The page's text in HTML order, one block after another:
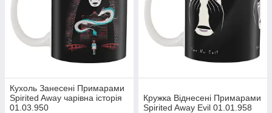
Кухоль Занесені Примарами
Spirited Away чарівна історія
01.03.950
Кружка Віднесені Примарами
Spirited Away Evil 01.01.958